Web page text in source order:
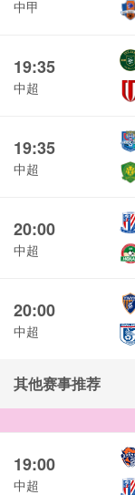
中甲
19:35
中超
19:35
中超
20:00
中超
20:00
中超
其他赛事推荐
19:00
中超